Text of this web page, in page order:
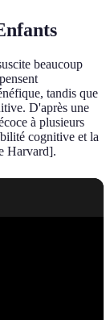
beaucoup
tandis que
D'après une
à plusieurs
cognitive et la
Harvard].